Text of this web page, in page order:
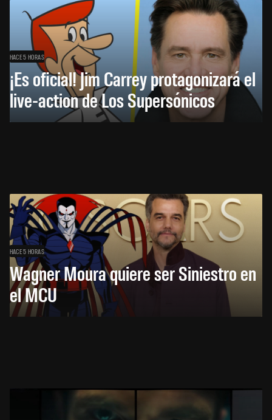
HACE 5 HORAS
¡Es oficial! Jim Carrey protagonizará el
live-action de Los Supersónicos
HACE 5 HORAS
Wagner Moura quiere ser Siniestro en
el MCU